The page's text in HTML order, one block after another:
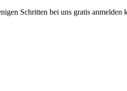
Schritten bei uns gratis anmelden